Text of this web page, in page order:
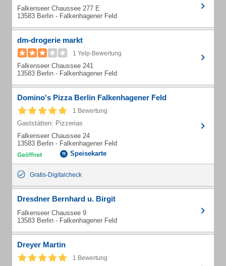
Falkenseer Chaussee 277 E
13583 Berlin - Falkenhagener Feld
dm-drogerie markt
1 Yelp-Bewertung
Falkenseer Chaussee 241
13583 Berlin - Falkenhagener Feld
Domino's Pizza Berlin Falkenhagener Feld
1 Bewertung
Gaststätten: Pizzerias
Falkenseer Chaussee 24
13583 Berlin - Falkenhagener Feld
Speisekarte
Gratis-Digitalcheck
Dresdner Bernhard u. Birgit
Falkenseer Chaussee 9
13583 Berlin - Falkenhagener Feld
Dreyer Martin
1 Bewertung